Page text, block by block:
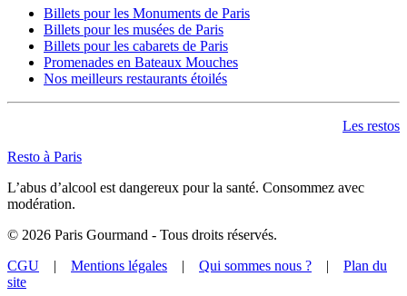
Billets pour les Monuments de Paris
Billets pour les musées de Paris
Billets pour les cabarets de Paris
Promenades en Bateaux Mouches
Nos meilleurs restaurants étoilés
Les restos
Resto à Paris
L’abus d’alcool est dangereux pour la santé. Consommez avec
modération.
© 2026 Paris Gourmand - Tous droits réservés.
CGU | Mentions légales | Qui sommes nous ? | Plan du
site